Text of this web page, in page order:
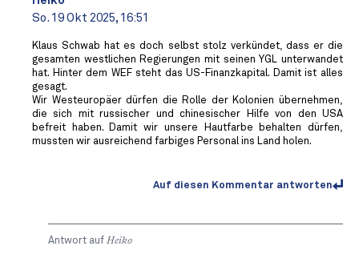
So. 19 Okt 2025, 16:51
Klaus Schwab hat es doch selbst stolz verkündet, dass er die
gesamten westlichen Regierungen mit seinen YGL unterwandet
hat. Hinter dem WEF steht das US-Finanzkapital. Damit ist alles
gesagt.
Wir Westeuropäer dürfen die Rolle der Kolonien übernehmen,
die sich mit russischer und chinesischer Hilfe von den USA
befreit haben. Damit wir unsere Hautfarbe behalten dürfen,
mussten wir ausreichend farbiges Personal ins Land holen.
Auf diesen Kommentar antworten
Antwort auf Heiko